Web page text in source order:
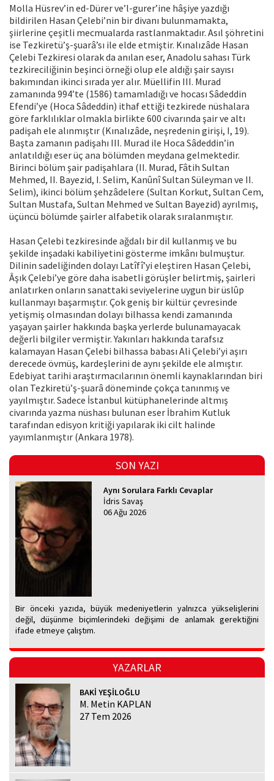
Molla Hüsrev’in ed-Dürer ve’l-gurer’ine hâşiye yazdığı
bildirilen Hasan Çelebi’nin bir divanı bulunmamakta,
şiirlerine çeşitli mecmualarda rastlanmaktadır. Asıl şöhretini
ise Tezkiretü’ş-şuarâ’sı ile elde etmiştir. Kınalızâde Hasan
Çelebi Tezkiresi olarak da anılan eser, Anadolu sahası Türk
tezkireciliğinin beşinci örneği olup ele aldığı şair sayısı
bakımından ikinci sırada yer alır. Müellifin III. Murad
zamanında 994’te (1586) tamamladığı ve hocası Sâdeddin
Efendi’ye (Hoca Sâdeddin) ithaf ettiği tezkirede nüshalara
göre farklılıklar olmakla birlikte 600 civarında şair ve altı
padişah ele alınmıştır (Kınalızâde, neşredenin girişi, I, 19).
Başta zamanın padişahı III. Murad ile Hoca Sâdeddin’in
anlatıldığı eser üç ana bölümden meydana gelmektedir.
Birinci bölüm şair padişahlara (II. Murad, Fâtih Sultan
Mehmed, II. Bayezid, I. Selim, Kanûnî Sultan Süleyman ve II.
Selim), ikinci bölüm şehzâdelere (Sultan Korkut, Sultan Cem,
Sultan Mustafa, Sultan Mehmed ve Sultan Bayezid) ayrılmış,
üçüncü bölümde şairler alfabetik olarak sıralanmıştır.
Hasan Çelebi tezkiresinde ağdalı bir dil kullanmış ve bu
şekilde inşadaki kabiliyetini gösterme imkânı bulmuştur.
Dilinin sadeliğinden dolayı Latîfî’yi eleştiren Hasan Çelebi,
Âşık Çelebi’ye göre daha isabetli görüşler belirtmiş, şairleri
anlatırken onların sanattaki seviyelerine uygun bir üslûp
kullanmayı başarmıştır. Çok geniş bir kültür çevresinde
yetişmiş olmasından dolayı bilhassa kendi zamanında
yaşayan şairler hakkında başka yerlerde bulunamayacak
değerli bilgiler vermiştir. Yakınları hakkında tarafsız
kalamayan Hasan Çelebi bilhassa babası Ali Çelebi’yi aşırı
derecede övmüş, kardeşlerini de aynı şekilde ele almıştır.
Edebiyat tarihi araştırmacılarının önemli kaynaklarından biri
olan Tezkiretü’ş-şuarâ döneminde çokça tanınmış ve
yayılmıştır. Sadece İstanbul kütüphanelerinde altmış
civarında yazma nüshası bulunan eser İbrahim Kutluk
tarafından edisyon kritiği yapılarak iki cilt halinde
yayımlanmıştır (Ankara 1978).
SON YAZI
Aynı Sorulara Farklı Cevaplar
İdris Savaş
06 Ağu 2026
Bir önceki yazıda, büyük medeniyetlerin yalnızca yükselişlerini
değil, düşünme biçimlerindeki değişimi de anlamak gerektiğini
ifade etmeye çalıştım.
YAZARLAR
BAKİ YEŞİLOĞLU
M. Metin KAPLAN
27 Tem 2026